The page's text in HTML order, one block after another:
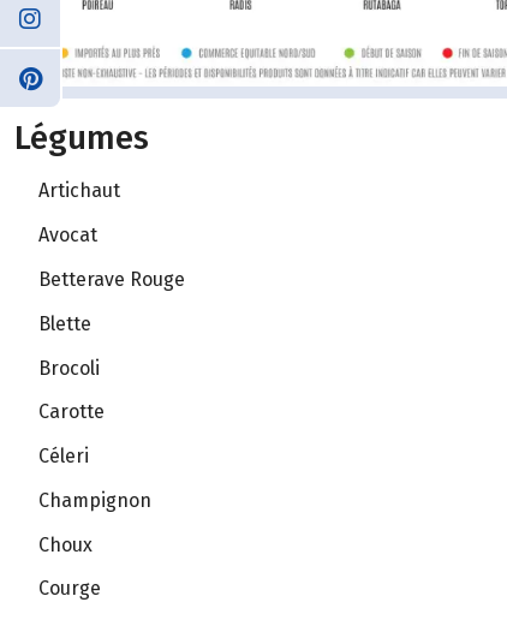
Légumes
Artichaut
Avocat
Betterave Rouge
Blette
Brocoli
Carotte
Céleri
Champignon
Choux
Courge